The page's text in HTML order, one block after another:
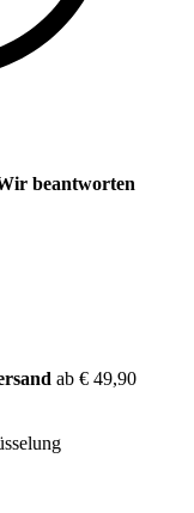
beantworten
ab € 49,90